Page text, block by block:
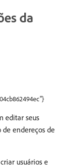
da
editar seus
endereços de
usuários e